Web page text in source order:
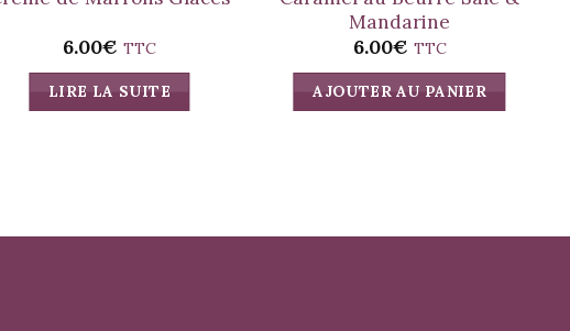
6.00€ TTC
LIRE LA SUITE
Mandarine
6.00€ TTC
AJOUTER AU PANIER